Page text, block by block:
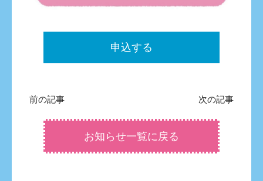
申込する
前の記事 次の記事
お知らせ一覧に戻る